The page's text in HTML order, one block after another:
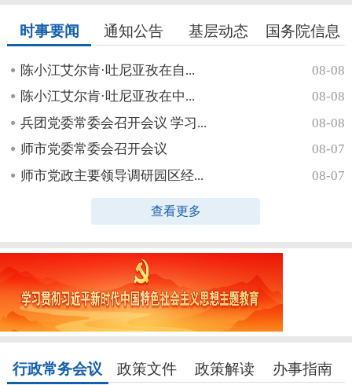
时事要闻 通知公告 基层动态 国务院信息
陈小江艾尔肯·吐尼亚孜在自...
08-08
陈小江艾尔肯·吐尼亚孜在中...
08-08
兵团党委常委会召开会议 学习...
08-08
师市党委常委会召开会议
08-07
师市党政主要领导调研园区经...
08-07
查看更多
行政常务会议 政策文件 政策解读 办事指南